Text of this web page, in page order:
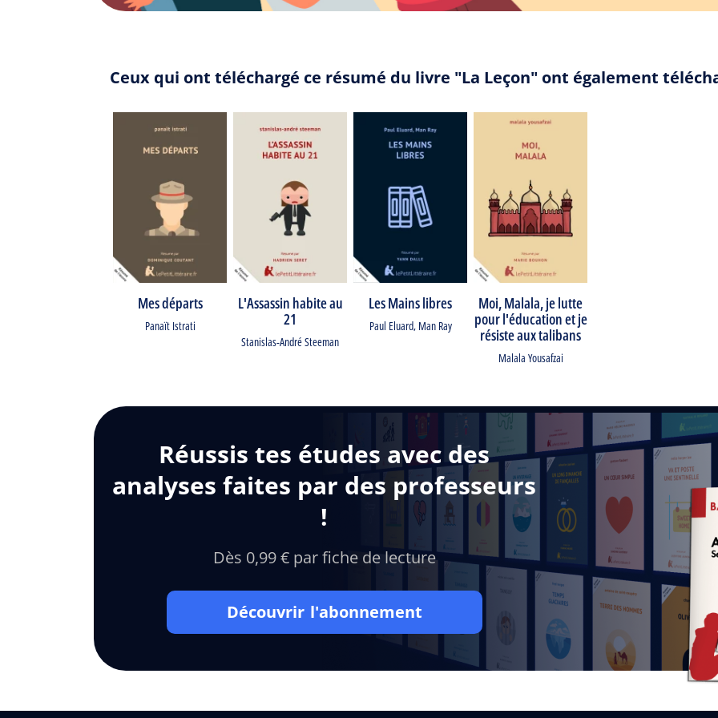
Ceux qui ont téléchargé ce résumé du livre "La Leçon" ont également
Mes départs
Panaït Istrati
L'Assassin habite au
21
Stanislas-André Steeman
Les Mains libres
Paul Eluard, Man Ray
Moi, Malala, je lutte
pour l'éducation et je
résiste aux talibans
Malala Yousafzai
Réussis tes études avec des
analyses faites par des professeurs
!
Dès 0,99 € par fiche de lecture
Découvrir l'abonnement